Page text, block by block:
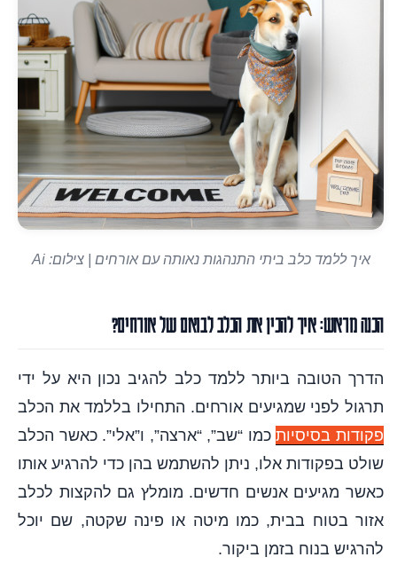
איך ללמד כלב ביתי התנהגות נאותה עם אורחים | צילום: Ai
הכנה מראש: איך להכין את הכלב לבואם של אורחים?
הדרך הטובה ביותר ללמד כלב להגיב נכון היא על ידי
תרגול לפני שמגיעים אורחים. התחילו בללמד את הכלב
פקודות בסיסיותכמו “שב”, “ארצה”, ו”אלי”. כאשר הכלב
שולט בפקודות אלו, ניתן להשתמש בהן כדי להרגיע אותו
כאשר מגיעים אנשים חדשים. מומלץ גם להקצות לכלב
אזור בטוח בבית, כמו מיטה או פינה שקטה, שם יוכל
להרגיש בנוח בזמן ביקור.